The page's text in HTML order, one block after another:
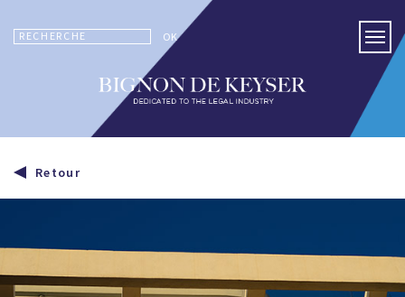
RECHERCHE OK
Retour